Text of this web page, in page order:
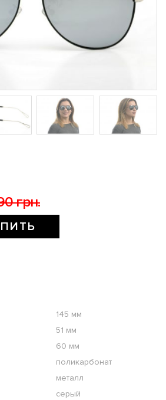
грн.
145 мм
51 мм
60 мм
поликарбонат
металл
серый